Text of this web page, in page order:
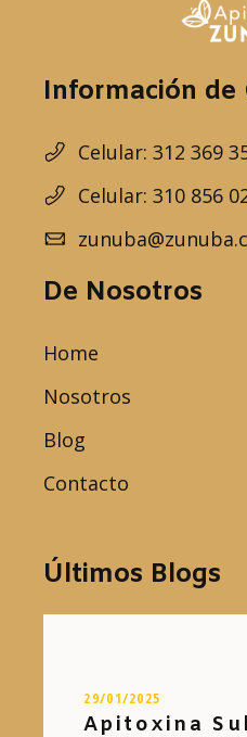
Información de
Celular: 312 369
Celular: 310 856
De Nosotros
Home
Nosotros
Blog
Contacto
Últimos Blogs
29/01/2025
Apitoxina